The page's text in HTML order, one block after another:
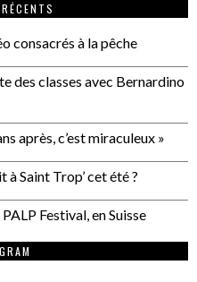
consacrés à la pêche
des classes avec Bernardino
après, c’est miraculeux »
à Saint Trop’ cet été ?
Festival, en Suisse